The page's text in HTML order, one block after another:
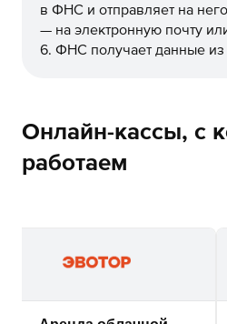
в ФНС и отправляет на
— на электронную почту
6. ФНС получает данные
Онлайн-кассы, с
работаем